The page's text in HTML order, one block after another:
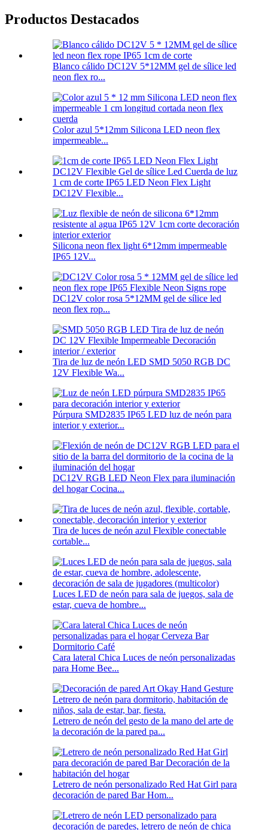
Productos Destacados
Blanco cálido DC12V 5*12MM gel de sílice led
neon flex ro...
Color azul 5*12mm Silicona LED neon flex
impermeable...
1 cm de corte IP65 LED Neon Flex Light
DC12V Flexible...
Silicona neon flex light 6*12mm impermeable
IP65 12V...
DC12V color rosa 5*12MM gel de sílice led
neon flex rop...
Tira de luz de neón LED SMD 5050 RGB DC
12V Flexible Wa...
Púrpura SMD2835 IP65 LED luz de neón para
interior y exterior...
DC12V RGB LED Neon Flex para iluminación
del hogar Cocina...
Tira de luces de neón azul Flexible conectable
cortable...
Luces LED de neón para sala de juegos, sala de
estar, cueva de hombre...
Cara lateral Chica Luces de neón personalizadas
para Home Bee...
Letrero de neón del gesto de la mano del arte de
la decoración de la pared pa...
Letrero de neón personalizado Red Hat Girl para
decoración de pared Bar Hom...